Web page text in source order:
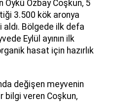
Öykü Özbay Coşkun, 5
3.500 kök aronya
aldı. Bölgede ilk defa
Eylül ayının ilk
hasat için hazırlık
değişen meyvenin
bilgi veren Coşkun,